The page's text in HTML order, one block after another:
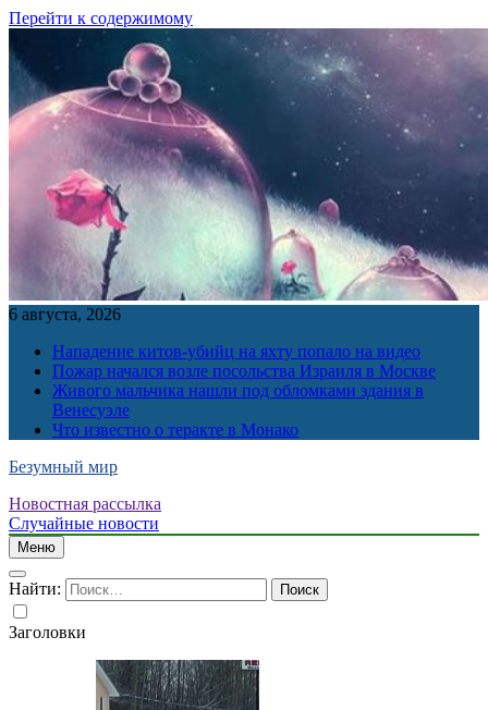
Перейти к содержимому
6 августа, 2026
Нападение китов-убийц на яхту попало на видео
Пожар начался возле посольства Израиля в Москве
Живого мальчика нашли под обломками здания в
Венесуэле
Что известно о теракте в Монако
Безумный мир
Новостная рассылка
Случайные новости
Меню
Найти:
Заголовки